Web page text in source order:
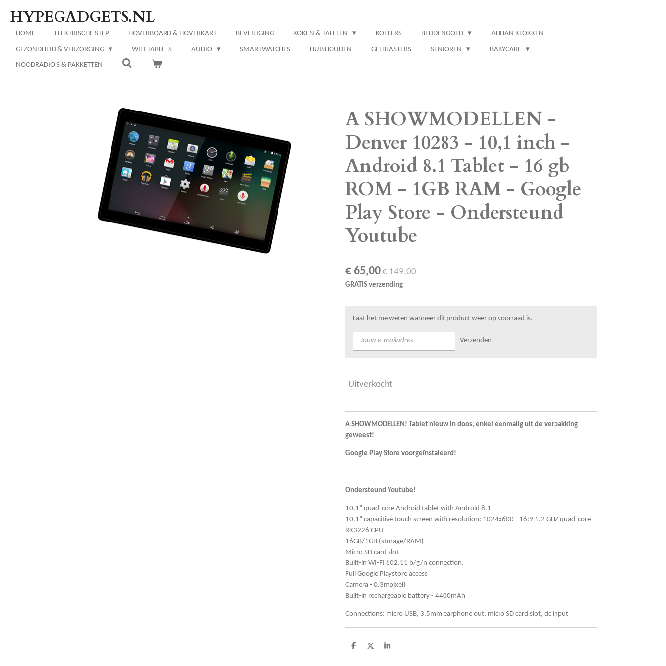
Ga
direct
naar
hoofdinhoud
HYPEGADGETS.NL
HOME ELEKTRISCHE STEP HOVERBOARD & HOVERKART BEVEILIGING KOKEN & TAFELEN KOFFERS BEDDENGOED ADHAN KLOKKEN
GEZONDHEID & VERZORGING WIFI TABLETS AUDIO SMARTWATCHES HUISHOUDEN GELBLASTERS SENIOREN BABYCARE
NOODRADIO'S & PAKKETTEN
A SHOWMODELLEN -
Denver 10283 - 10,1 inch -
Android 8.1 Tablet - 16 gb
ROM - 1GB RAM - Google
Play Store - Ondersteund
Youtube
€ 65,00€ 149,00
GRATIS verzending
Laat het me weten wanneer dit product weer op voorraad is.
Verzenden
Uitverkocht
A SHOWMODELLEN! Tablet nieuw in doos, enkel eenmalig uit de verpakking
geweest!
Google Play Store voorgeïnstaleerd!
Ondersteund Youtube!
10.1” quad-core Android tablet with Android 8.1
10.1” capacitive touch screen with resolution: 1024x600 - 16:9 1.2 GHZ quad-core
RK3226 CPU
16GB/1GB (storage/RAM)
Micro SD card slot
Built-in WI-FI 802.11 b/g/n connection.
Full Google Playstore access
Camera - 0.3mpixel)
Built-in rechargeable battery - 4400mAh
Connections: micro USB, 3.5mm earphone out, micro SD card slot, dc input
D
D
S